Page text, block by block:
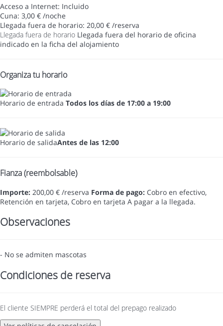
Acceso a Internet: Incluido
Cuna: 3,00 € /noche
Llegada fuera de horario: 20,00 € /reserva
Llegada fuera de horario Llegada fuera del horario de oficina
indicado en la ficha del alojamiento
Organiza tu horario
Horario de entrada Todos los días de 17:00 a 19:00
Horario de salidaAntes de las 12:00
Fianza (reembolsable)
Importe: 200,00 € /reserva Forma de pago: Cobro en efectivo,
Retención en tarjeta, Cobro en tarjeta A pagar a la llegada.
Observaciones
- No se admiten mascotas
Condiciones de reserva
El cliente SIEMPRE perderá el total del prepago realizado